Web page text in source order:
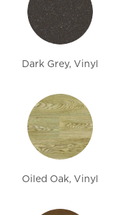
Dark Grey, Vinyl
Oiled Oak, Vinyl